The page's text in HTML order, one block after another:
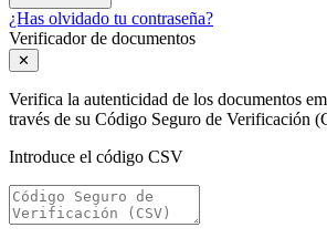
¿Has olvidado tu contraseña?
Verificador de documentos
✕
Verifica la autenticidad de los documentos
través de su Código Seguro de Verificación
Introduce el código CSV